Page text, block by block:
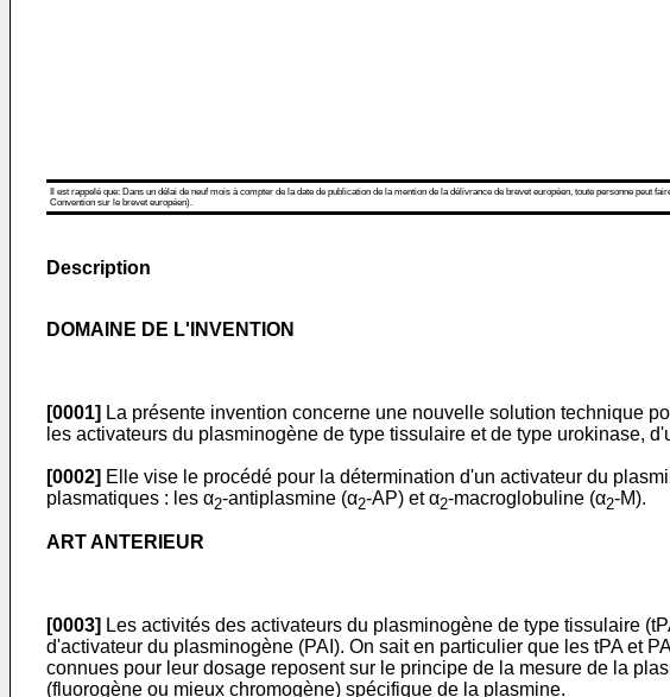
Il est rappelé que: Dans un délai de neuf mois à compter de la date de publication de la mention de la délivrance de brevet européen, toute personne
Convention sur le brevet européen).
Description
DOMAINE DE L'INVENTION
[0001] La présente invention concerne une nouvelle solution technique
les activateurs du plasminogène de type tissulaire et de type urokinase,
[0002] Elle vise le procédé pour la détermination d'un activateur du
plasmatiques : les α2-antiplasmine (α2-AP) et α2-macroglobuline (α2-M).
ART ANTERIEUR
[0003] Les activités des activateurs du plasminogène de type tissulaire
d'activateur du plasminogène (PAI). On sait en particulier que les tPA et
connues pour leur dosage reposent sur le principe de la mesure de la
(fluorogène ou mieux chromogène) spécifique de la plasmine.